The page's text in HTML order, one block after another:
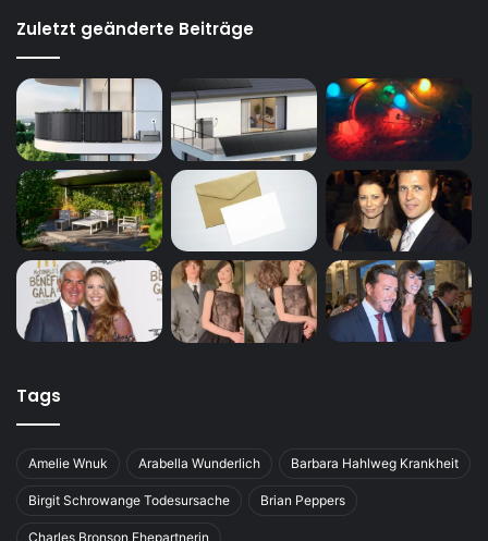
Zuletzt geänderte Beiträge
Tags
Amelie Wnuk Arabella Wunderlich Barbara Hahlweg Krankheit
Birgit Schrowange Todesursache Brian Peppers
Charles Bronson Ehepartnerin